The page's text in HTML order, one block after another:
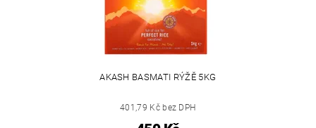
AKASH BASMATI RÝŽĚ 5KG
401,79 Kč bez DPH